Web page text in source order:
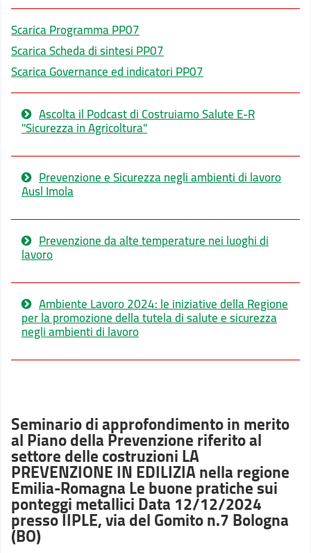
Scarica Programma PP07
Scarica Scheda di sintesi PP07
Scarica Governance ed indicatori PP07
Ascolta il Podcast di Costruiamo Salute E-R
"Sicurezza in Agricoltura"
Prevenzione e Sicurezza negli ambienti di lavoro
Ausl Imola
Prevenzione da alte temperature nei luoghi di
lavoro
Ambiente Lavoro 2024: le iniziative della Regione
per la promozione della tutela di salute e sicurezza
negli ambienti di lavoro
Seminario di approfondimento in merito
al Piano della Prevenzione riferito al
settore delle costruzioni LA
PREVENZIONE IN EDILIZIA nella regione
Emilia-Romagna Le buone pratiche sui
ponteggi metallici Data 12/12/2024
presso IIPLE, via del Gomito n.7 Bologna
(BO)